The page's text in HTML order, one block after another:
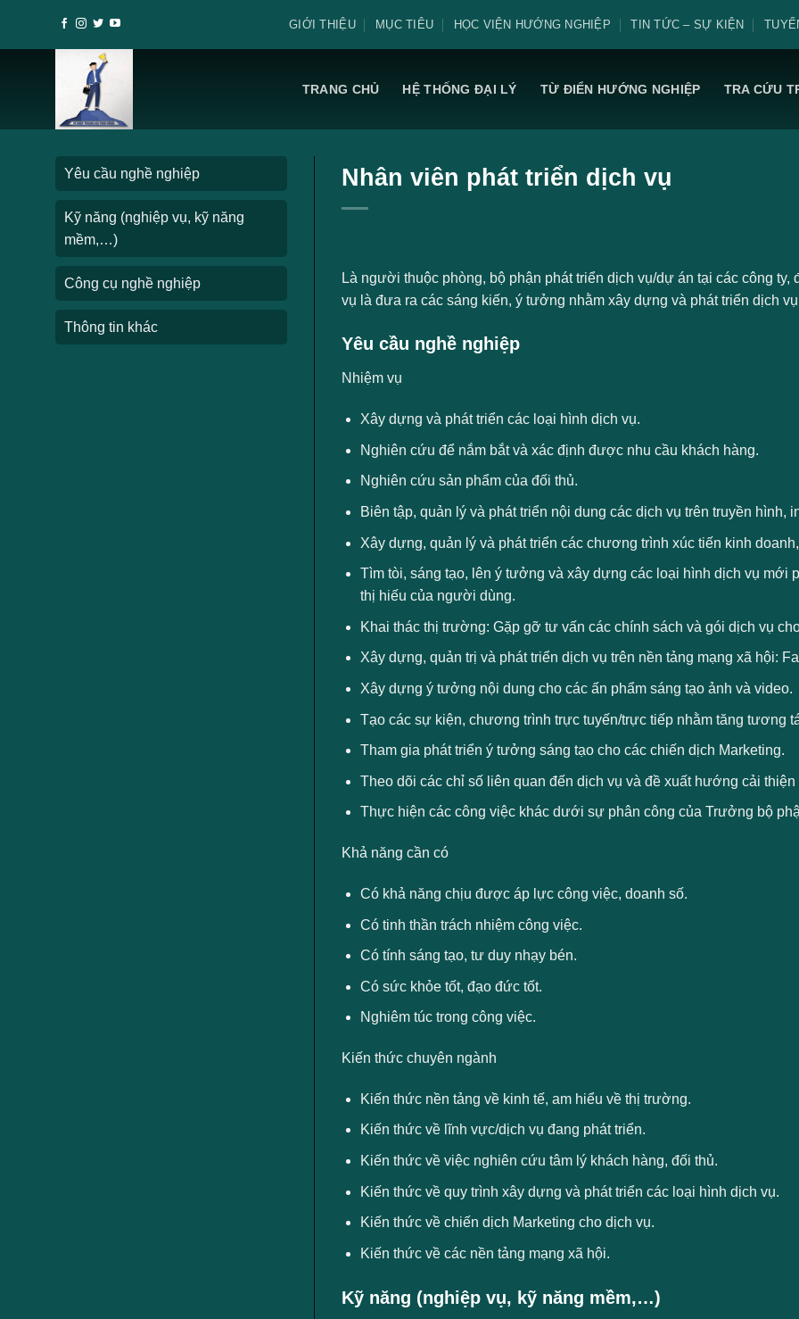
GIỚI THIỆU MỤC TIÊU HỌC VIỆN HƯỚNG NGHIỆP TIN TỨC – SỰ KIỆN
TRANG CHỦ HỆ THỐNG ĐẠI LÝ TỪ ĐIỂN HƯỚNG NGHIỆP TRA CỨU
Yêu cầu nghề nghiệp
Kỹ năng (nghiệp vụ, kỹ năng
mềm,…)
Công cụ nghề nghiệp
Thông tin khác
Nhân viên phát triển dịch vụ
Là người thuộc phòng, bộ phận phát triển dịch vụ/dự án tại các công
vụ là đưa ra các sáng kiến, ý tưởng nhằm xây dựng và phát triển dịch
Yêu cầu nghề nghiệp
Nhiệm vụ
Xây dựng và phát triển các loại hình dịch vụ.
Nghiên cứu để nắm bắt và xác định được nhu cầu khách hàng.
Nghiên cứu sản phẩm của đối thủ.
Biên tập, quản lý và phát triển nội dung các dịch vụ trên truyền hình,
Xây dựng, quản lý và phát triển các chương trình xúc tiến kinh
Tìm tòi, sáng tạo, lên ý tưởng và xây dựng các loại hình dịch vụ
thị hiếu của người dùng.
Khai thác thị trường: Gặp gỡ tư vấn các chính sách và gói dịch vụ
Xây dựng, quản trị và phát triển dịch vụ trên nền tảng mạng xã hội:
Xây dựng ý tưởng nội dung cho các ấn phẩm sáng tạo ảnh và video.
Tạo các sự kiện, chương trình trực tuyến/trực tiếp nhằm tăng tương
Tham gia phát triển ý tưởng sáng tạo cho các chiến dịch Marketing.
Theo dõi các chỉ số liên quan đến dịch vụ và đề xuất hướng cải thiện
Thực hiện các công việc khác dưới sự phân công của Trưởng bộ
Khả năng cần có
Có khả năng chịu được áp lực công việc, doanh số.
Có tinh thần trách nhiệm công việc.
Có tính sáng tạo, tư duy nhạy bén.
Có sức khỏe tốt, đạo đức tốt.
Nghiêm túc trong công việc.
Kiến thức chuyên ngành
Kiến thức nền tảng về kinh tế, am hiểu về thị trường.
Kiến thức về lĩnh vực/dịch vụ đang phát triển.
Kiến thức về việc nghiên cứu tâm lý khách hàng, đối thủ.
Kiến thức về quy trình xây dựng và phát triển các loại hình dịch vụ.
Kiến thức về chiến dịch Marketing cho dịch vụ.
Kiến thức về các nền tảng mạng xã hội.
Kỹ năng (nghiệp vụ, kỹ năng mềm,…)